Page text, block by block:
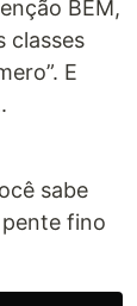
BEM,
classes
E
sabe
fino